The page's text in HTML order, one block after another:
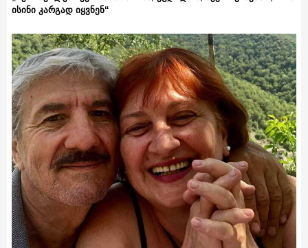
ისინი კარგად იყვნენ“